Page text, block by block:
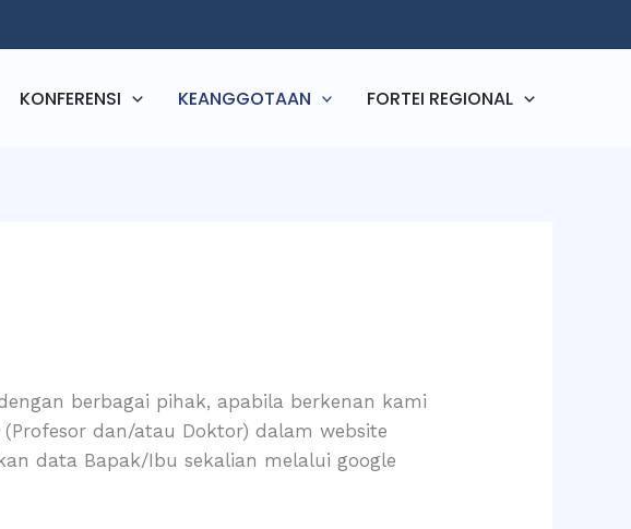
KONFERENSI KEANGGOTAAN FORTEI REGIONAL
berbagai pihak, apabila berkenan kami
dan/atau Doktor) dalam website
data Bapak/Ibu sekalian melalui google